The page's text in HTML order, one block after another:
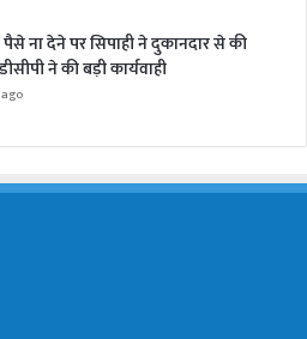
ना देने पर सिपाही ने दुकानदार से की
ने की बड़ी कार्यवाही